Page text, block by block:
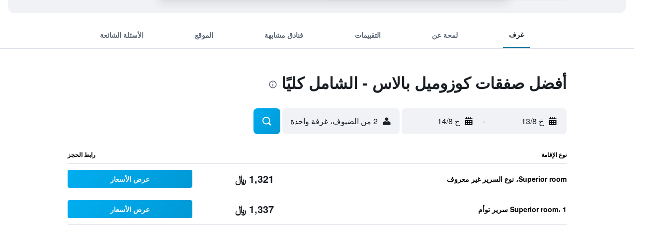
غرف لمحة عن التقييمات فنادق مشابهة الموقع الأسئلة الشائعة
أفضل صفقات كوزوميل بالاس - الشامل كليًا
خ 13/8 - ج 14/8 2 من الضيوف، غرفة واحدة
نوع الإقامة رابط الحجز
Superior room، نوع السرير غير معروف 1,321 ﷼ عرض الأسعار
Superior room، 1 سرير توأم 1,337 ﷼ عرض الأسعار